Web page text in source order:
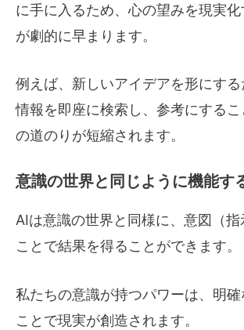
に手に入るため、心の望みを現実
が劇的に早まります。
例えば、新しいアイデアを形にす
情報を即座に検索し、参考にする
の道のりが短縮されます。
意識の世界と同じように機能す
AIは意識の世界と同様に、意図（指
ことで結果を得ることができます。
私たちの意識が持つパワーは、明
ことで現実が創造されます。